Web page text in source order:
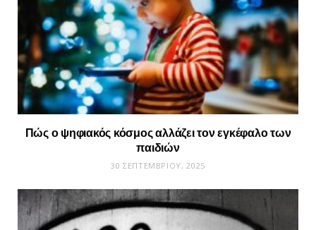
Πώς ο ψηφιακός κόσμος αλλάζει τον εγκέφαλο των
παιδιών
30 ΣΕΠΤΕΜΒΡΊΟΥ, 2025